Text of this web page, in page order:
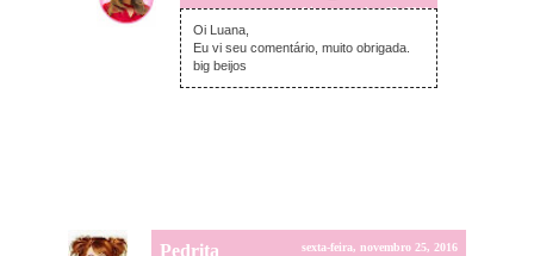
sexta-feira, novembro 25, 2016
Oi Luana,
Eu vi seu comentário, muito obrigada.
big beijos
Pedrita sexta-feira, novembro 25, 2016